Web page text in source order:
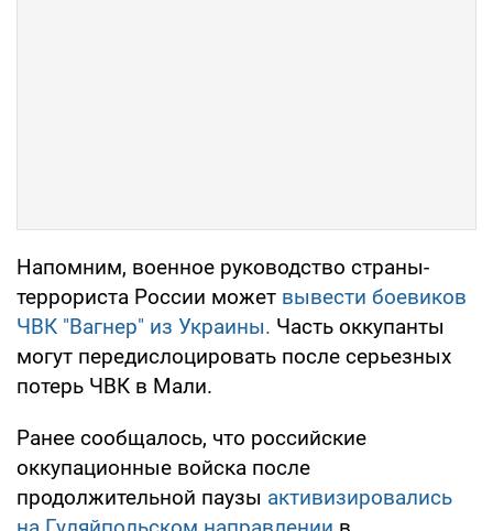
Напомним, военное руководство страны-
террориста России может вывести боевиков
ЧВК "Вагнер" из Украины. Часть оккупанты
могут передислоцировать после серьезных
потерь ЧВК в Мали.
Ранее сообщалось, что российские
оккупационные войска после
продолжительной паузы активизировались